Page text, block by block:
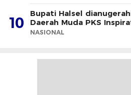
10
Bupati Halsel
Daerah Muda PKS
NASIONAL